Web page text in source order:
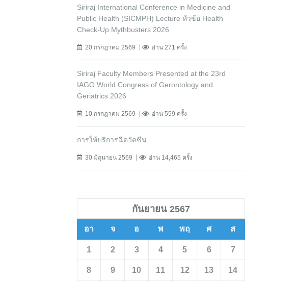
Siriraj International Conference in Medicine and
Public Health (SICMPH) Lecture หัวข้อ Health
Check-Up Mythbusters 2026
20 กรกฎาคม 2569 อ่าน 271 ครั้ง
Siriraj Faculty Members Presented at the 23rd
IAGG World Congress of Gerontology and
Geriatrics 2026
10 กรกฎาคม 2569 อ่าน 559 ครั้ง
การให้บริการฉีดวัคซีน
30 มิถุนายน 2569 อ่าน 14,465 ครั้ง
กันยายน 2567
อา จ อ พ พฤ ศ ส
1 2 3 4 5 6 7
8 9 10 11 12 13 14